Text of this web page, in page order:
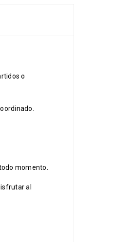
o
momento.
al